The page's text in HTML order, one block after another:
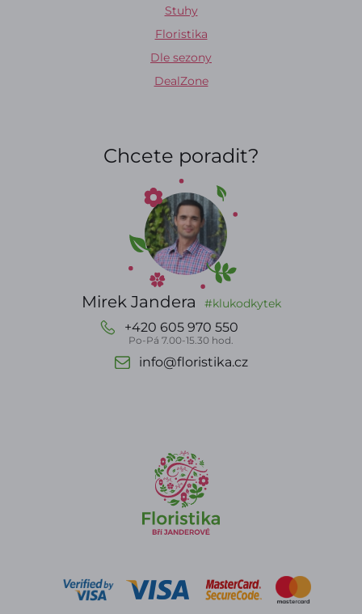
Stuhy
Floristika
Dle sezony
DealZone
Chcete poradit?
Mirek Jandera #klukodkytek
+420 605 970 550
Po-Pá 7.00-15.30 hod.
info@floristika.cz